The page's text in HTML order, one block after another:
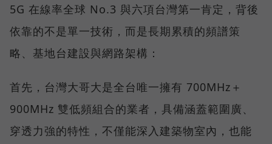
5G 在線率全球 No.3 與六項台灣第一肯定，背後
依靠的不是單一技術，而是長期累積的頻譜策
略、基地台建設與網路架構：
首先，台灣大哥大是全台唯一擁有 700MHz＋
900MHz 雙低頻組合的業者，具備涵蓋範圍廣、
穿透力強的特性，不僅能深入建築物室內，也能